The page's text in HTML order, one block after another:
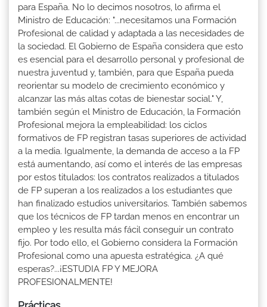
para España. No lo decimos nosotros, lo afirma el
Ministro de Educación: "...necesitamos una Formación
Profesional de calidad y adaptada a las necesidades de
la sociedad. El Gobierno de España considera que esto
es esencial para el desarrollo personal y profesional de
nuestra juventud y, también, para que España pueda
reorientar su modelo de crecimiento económico y
alcanzar las más altas cotas de bienestar social." Y,
también según el Ministro de Educación, la Formación
Profesional mejora la empleabilidad: los ciclos
formativos de FP registran tasas superiores de actividad
a la media. Igualmente, la demanda de acceso a la FP
está aumentando, así como el interés de las empresas
por estos titulados: los contratos realizados a titulados
de FP superan a los realizados a los estudiantes que
han finalizado estudios universitarios. También sabemos
que los técnicos de FP tardan menos en encontrar un
empleo y les resulta más fácil conseguir un contrato
fijo. Por todo ello, el Gobierno considera la Formación
Profesional como una apuesta estratégica. ¿A qué
esperas?...¡ESTUDIA FP Y MEJORA
PROFESIONALMENTE!